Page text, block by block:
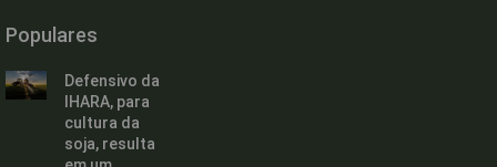
Populares
Defensivo da
IHARA, para
cultura da
soja, resulta